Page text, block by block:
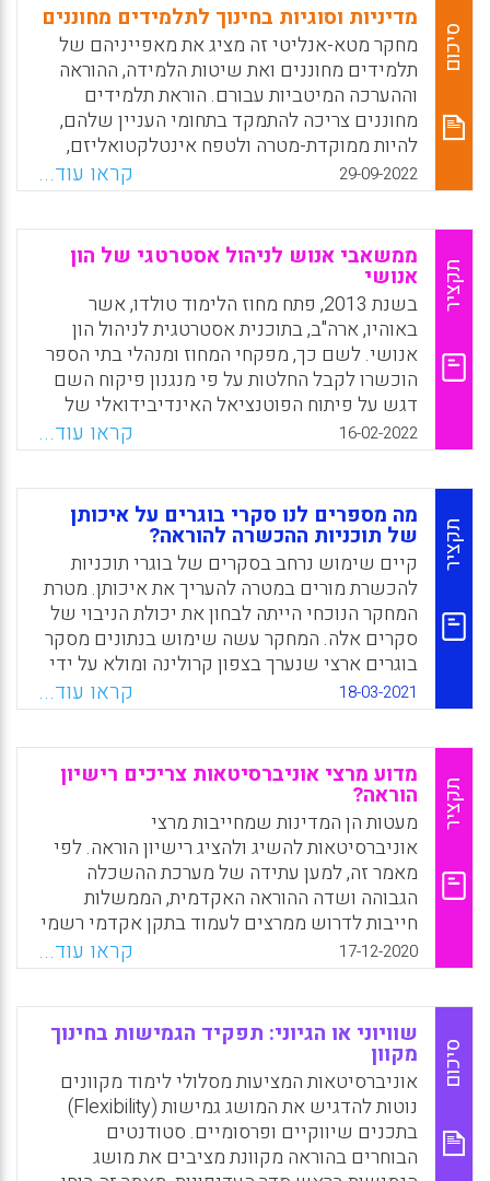
WhatsApp
Facebook
Email
X סיכום
מדיניות וסוגיות בחינוך לתלמידים מחוננים
מחקר מטא-אנליטי זה מציג את מאפייניהם של
תלמידים מחוננים ואת שיטות הלמידה, ההוראה
וההערכה המיטביות עבורם. הוראת תלמידים
מחוננים צריכה להתמקד בתחומי העניין שלהם,
להיות ממוקדת-מטרה ולטפח אינטלקטואליזם,
למידה אוטונומית, התנסות מחקרית, יצירת ידע,
פתרון בעיות ומנהיגות. תלמידים מחוננים
הלומדים בכיתות רגילות סופגים ערכים, מתרגלים
מיומנויות חברתיות, מסוגלים להוביל פרויקטים
בקבוצות קטנות ומעלים את הרמה ואת ההישגיות
הכיתתית. מנגד, יש הממליצים על האצה חינוכית
או על ריכוז תלמידים מחוננים בכיתת מצוינות
קטנה כדי למנוע שעמום, חוסר אתגר ואי מימוש
פוטנציאל.
WhatsApp
Facebook
Email
X
29-09-2022 קראו עוד...
תקציר
ממשאבי אנוש לניהול אסטרטגי של הון
אנושי
בשנת 2013, פתח מחוז הלימוד טולדו, אשר
באוהיו, ארה"ב, בתוכנית אסטרטגית לניהול הון
אנושי. לשם כך, מפקחי המחוז ומנהלי בתי הספר
הוכשרו לקבל החלטות על פי מנגנון פיקוח השם
דגש על פיתוח הפוטנציאל האינדיבידואלי של
המורים, מתן מענה לצרכים אישיים וטיפוח תרבות
ארגונית. קובעי מדיניות, מפקחים ומנהלים
המבקשים לבצע רפורמה כזו, יכולים לעבוד על פי
קווי המנחה המוצגים בפריט.
WhatsApp
Facebook
Email
X
16-02-2022 קראו עוד...
תקציר
מה מספרים לנו סקרי בוגרים על איכותן
של תוכניות ההכשרה להוראה?
קיים שימוש נרחב בסקרים של בוגרי תוכניות
להכשרת מורים במטרה להעריך את איכותן. מטרת
המחקר הנוכחי הייתה לבחון את יכולת הניבוי של
סקרים אלה. המחקר עשה שימוש בנתונים מסקר
בוגרים ארצי שנערך בצפון קרולינה ומולא על ידי
3,937 בוגרים, וכן בנתונים באשר לאיכות ההוראה
של בוגרים אלה והתמדתם בתפקיד. ניתוח
הנתונים הצביע על קשר בין תפיסות הבוגרים את
איכות תוכניות ההכשרה לבין יעילות ההוראה
שלהם והתמדתם בתפקיד.
WhatsApp
Facebook
Email
X
18-03-2021 קראו עוד...
תקציר
מדוע מרצי אוניברסיטאות צריכים רישיון
הוראה?
מעטות הן המדינות שמחייבות מרצי
אוניברסיטאות להשיג ולהציג רישיון הוראה. לפי
מאמר זה, למען עתידה של מערכת ההשכלה
הגבוהה ושדה ההוראה האקדמית, הממשלות
חייבות לדרוש ממרצים לעמוד בתקן אקדמי רשמי
ולשלוח אותם לקורסי התפתחות מקצועית. ברם,
כל עוד חברי סגל ותיקים שולטים בוועדת
המינויים והקידומים, השינוי לא יגיע. רק
התערבות ממשלתית יכולה להשיג ולהגשים את
ההתייעלות הנכספת.
WhatsApp
Facebook
Email
X
17-12-2020 קראו עוד...
סיכום
שוויוני או הגיוני: תפקיד הגמישות בחינוך
מקוון
אוניברסיטאות המציעות מסלולי לימוד מקוונים
נוטות להדגיש את המושג גמישות (Flexibility)
בתכנים שיווקיים ופרסומיים. סטודנטים
הבוחרים בהוראה מקוונת מציבים את מושג